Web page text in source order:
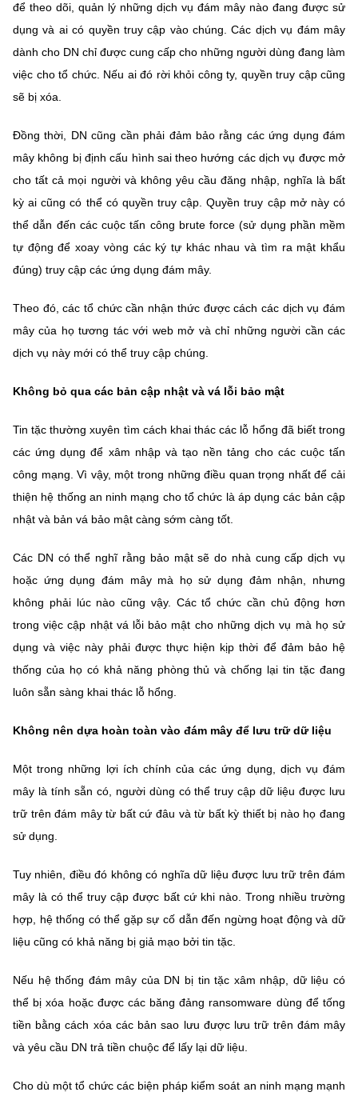
để theo dõi, quản lý những dịch vụ đám mây nào đang được sử
dụng và ai có quyền truy cập vào chúng. Các dịch vụ đám mây
dành cho DN chỉ được cung cấp cho những người dùng đang làm
việc cho tổ chức. Nếu ai đó rời khỏi công ty, quyền truy cập cũng
sẽ bị xóa.
Đồng thời, DN cũng cần phải đảm bảo rằng các ứng dụng đám
mây không bị định cấu hình sai theo hướng các dịch vụ được mở
cho tất cả mọi người và không yêu cầu đăng nhập, nghĩa là bất
kỳ ai cũng có thể có quyền truy cập. Quyền truy cập mở này có
thể dẫn đến các cuộc tấn công brute force (sử dụng phần mềm
tự động để xoay vòng các ký tự khác nhau và tìm ra mật khẩu
đúng) truy cập các ứng dụng đám mây.
Theo đó, các tổ chức cần nhận thức được cách các dịch vụ đám
mây của họ tương tác với web mở và chỉ những người cần các
dịch vụ này mới có thể truy cập chúng.
Không bỏ qua các bản cập nhật và vá lỗi bảo mật
Tin tặc thường xuyên tìm cách khai thác các lỗ hổng đã biết trong
các ứng dụng để xâm nhập và tạo nền tảng cho các cuộc tấn
công mạng. Vì vậy, một trong những điều quan trọng nhất để cải
thiện hệ thống an ninh mạng cho tổ chức là áp dụng các bản cập
nhật và bản vá bảo mật càng sớm càng tốt.
Các DN có thể nghĩ rằng bảo mật sẽ do nhà cung cấp dịch vụ
hoặc ứng dụng đám mây mà họ sử dụng đảm nhận, nhưng
không phải lúc nào cũng vậy. Các tổ chức cần chủ động hơn
trong việc cập nhật vá lỗi bảo mật cho những dịch vụ mà họ sử
dụng và việc này phải được thực hiện kịp thời để đảm bảo hệ
thống của họ có khả năng phòng thủ và chống lại tin tặc đang
luôn sẵn sàng khai thác lỗ hổng.
Không nên dựa hoàn toàn vào đám mây để lưu trữ dữ liệu
Một trong những lợi ích chính của các ứng dụng, dịch vụ đám
mây là tính sẵn có, người dùng có thể truy cập dữ liệu được lưu
trữ trên đám mây từ bất cứ đâu và từ bất kỳ thiết bị nào họ đang
sử dụng.
Tuy nhiên, điều đó không có nghĩa dữ liệu được lưu trữ trên đám
mây là có thể truy cập được bất cứ khi nào. Trong nhiều trường
hợp, hệ thống có thể gặp sự cố dẫn đến ngừng hoạt động và dữ
liệu cũng có khả năng bị giả mạo bởi tin tặc.
Nếu hệ thống đám mây của DN bị tin tặc xâm nhập, dữ liệu có
thể bị xóa hoặc được các băng đảng ransomware dùng để tống
tiền bằng cách xóa các bản sao lưu được lưu trữ trên đám mây
và yêu cầu DN trả tiền chuộc để lấy lại dữ liệu.
Cho dù một tổ chức các biện pháp kiểm soát an ninh mạng mạnh